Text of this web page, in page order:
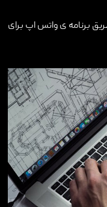
برنامه ی واتس اپ برای